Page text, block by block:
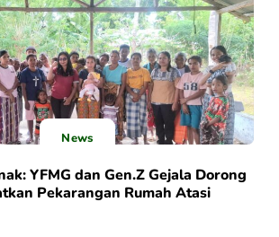
News
YFMG dan Gen.Z Gejala Dorong
Pekarangan Rumah Atasi